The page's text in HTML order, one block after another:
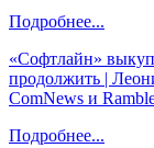
Подробнее...
«Софтлайн»
продолжить |
ComNews и
Подробнее...